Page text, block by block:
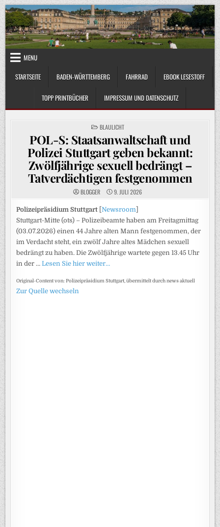
Skip
to
content
MENU
STARTSEITE
BADEN-WÜRTTEMBERG FAHRRAD EBOOK LESESTOFF
TOPP PRINTBÜCHER IMPRESSUM UND DATENSCHUTZ
POSTED
IN
BLAULICHT
POL-S: Staatsanwaltschaft und
Polizei Stuttgart geben bekannt:
Zwölfjährige sexuell bedrängt –
Tatverdächtigen festgenommen
BLOGGER 9. JULI 2026
Polizeipräsidium Stuttgart [Newsroom
Stuttgart-Mitte (ots) – Polizeibeamte haben am Freitagmittag
(03.07.2026) einen 44 Jahre alten Mann festgenommen, der
im Verdacht steht, ein zwölf Jahre altes Mädchen sexuell
bedrängt zu haben. Die Zwölfjährige wartete gegen 13.45 Uhr
in der …Lesen Sie hier weiter…
Original-Content von: Polizeipräsidium Stuttgart, übermittelt durch news aktuell
Zur Quelle wechseln